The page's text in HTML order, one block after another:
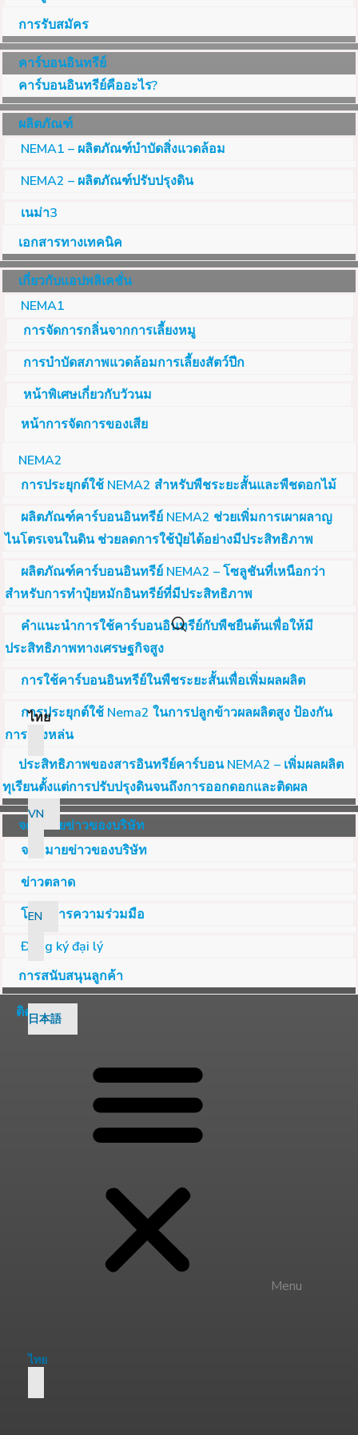
ไทย
VN
EN
日本語
Menu
ไทย
การรับสมัคร
คาร์บอนอินทรีย์
คาร์บอนอินทรีย์คืออะไร?
ผลิตภัณฑ์
NEMA1 – ผลิตภัณฑ์บำบัดสิ่งแวดล้อม
NEMA2 – ผลิตภัณฑ์ปรับปรุงดิน
เนม่า3
เอกสารทางเทคนิค
เกี่ยวกับแอปพลิเคชั่น
NEMA1
การจัดการกลิ่นจากการเลี้ยงหมู
การบำบัดสภาพแวดล้อมการเลี้ยงสัตว์ปีก
หน้าพิเศษเกี่ยวกับวัวนม
หน้าการจัดการของเสีย
NEMA2
การประยุกต์ใช้ NEMA2 สำหรับพืชระยะสั้นและพืชดอกไม้
ผลิตภัณฑ์คาร์บอนอินทรีย์ NEMA2 ช่วยเพิ่มการเผาผลาญ
ไนโตรเจนในดิน ช่วยลดการใช้ปุ๋ยได้อย่างมีประสิทธิภาพ
ผลิตภัณฑ์คาร์บอนอินทรีย์ NEMA2 – โซลูชันที่เหนือกว่า
สำหรับการทำปุ๋ยหมักอินทรีย์ที่มีประสิทธิภาพ
คำแนะนำการใช้คาร์บอนอินทรีย์กับพืชยืนต้นเพื่อให้มี
ประสิทธิภาพทางเศรษฐกิจสูง
การใช้คาร์บอนอินทรีย์ในพืชระยะสั้นเพื่อเพิ่มผลผลิต
การประยุกต์ใช้ Nema2 ในการปลูกข้าวผลผลิตสูง ป้องกัน
การร่วงหล่น
ประสิทธิภาพของสารอินทรีย์คาร์บอน NEMA2 – เพิ่มผลผลิต
ทุเรียนตั้งแต่การปรับปรุงดินจนถึงการออกดอกและติดผล
จดหมายข่าวของบริษัท
จดหมายข่าวของบริษัท
ข่าวตลาด
โครงการความร่วมมือ
Đăng ký đại lý
การสนับสนุนลูกค้า
ติดต่อ